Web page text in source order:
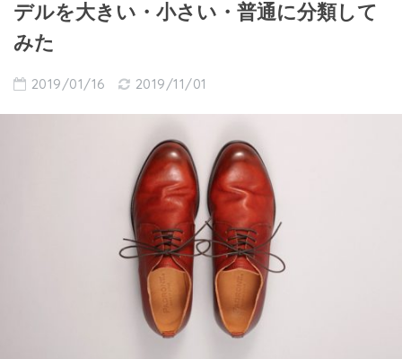
デルを大きい・小さい・普通に分類して
みた
2019/01/16 2019/11/01